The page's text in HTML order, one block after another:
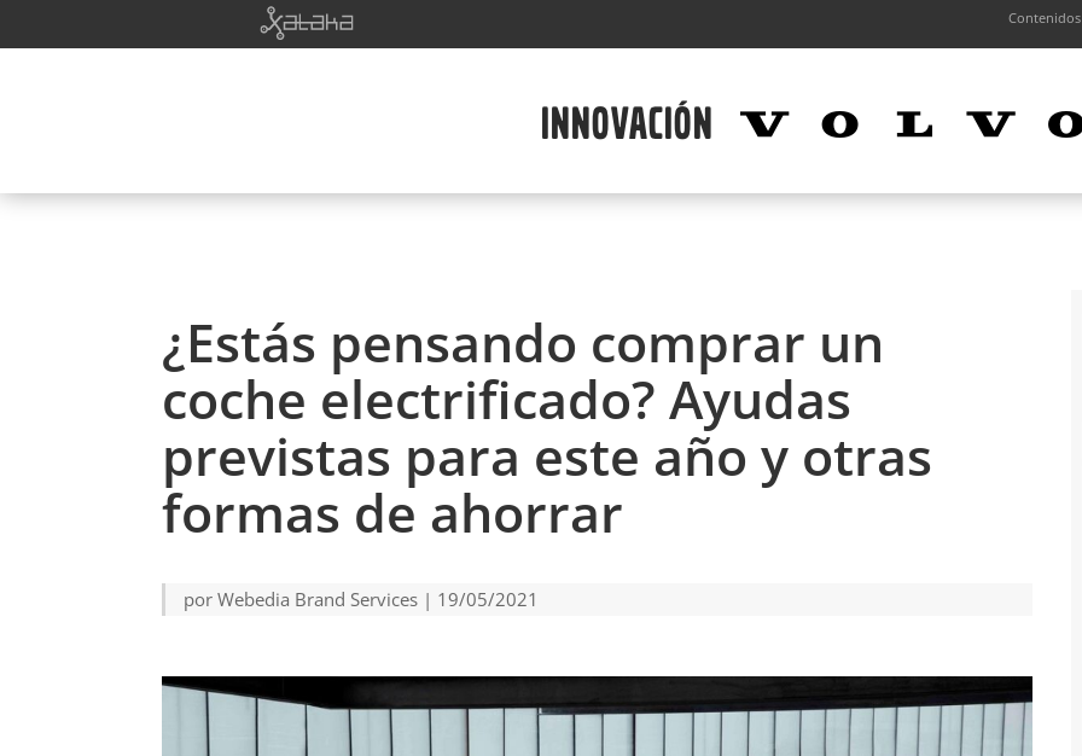
¿Estás pensando comprar un
coche electrificado? Ayudas
previstas para este año y otras
formas de ahorrar
porWebedia Brand Services | 19/05/2021